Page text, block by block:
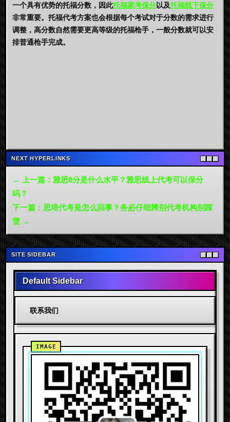
一个具有优势的托福分数，因此托福家考保分以及托福线下保分
非常重要。托福代考方案也会根据每个考试对于分数的需求进行
调整，高分数自然需要更高等级的托福枪手，一般分数就可以安
排普通枪手完成。
NEXT HYPERLINKS
← 上一篇：雅思8分是什么水平？雅思线上代考可以保分
吗？
下一篇：思培代考是怎么回事？务必仔细辨别代考机构别踩
雷 →
SITE SIDEBAR
Default Sidebar
联系我们